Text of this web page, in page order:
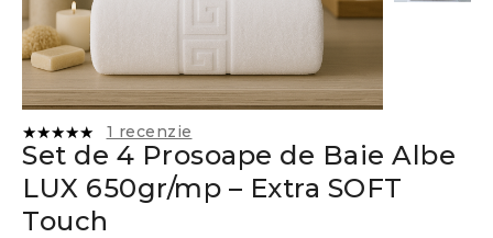
Evaluat la
5 pe baza
singure
1 recenzie
Set de 4 Prosoape de Baie Albe
LUX 650gr/mp – Extra SOFT
Touch